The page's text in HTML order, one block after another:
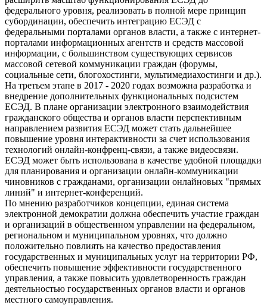
федерального уровня, реализовать в полной мере принцип
субординации, обеспечить интеграцию ЕСЭД с
федеральными порталами органов власти, а также с интернет-
порталами информационных агентств и средств массовой
информации, с большинством существующих сервисов
массовой сетевой коммуникации граждан (форумы,
социальные сети, блогохостинги, мультимедиахостинги и др.).
На третьем этапе в 2017 - 2020 годах возможна разработка и
внедрение дополнительных функциональных подсистем
ЕСЭД. В плане организации электронного взаимодействия
гражданского общества и органов власти перспективным
направлением развития ЕСЭД может стать дальнейшее
повышение уровня интерактивности за счет использования
технологий онлайн-конфренц-связи, а также видеосвязи.
ЕСЭД может быть использована в качестве удобной площадки
для планирования и организации онлайн-коммуникации
чиновников с гражданами, организации онлайновых "прямых
линий" и интернет-конференций.
По мнению разработчиков концепции, единая система
электронной демократии должна обеспечить участие граждан
и организаций в общественном управлении на федеральном,
региональном и муниципальном уровнях, что должно
положительно повлиять на качество предоставления
государственных и муниципальных услуг на территории РФ,
обеспечить повышение эффективности государственного
управления, а также повысить удовлетворенность граждан
деятельностью государственных органов власти и органов
местного самоуправления.